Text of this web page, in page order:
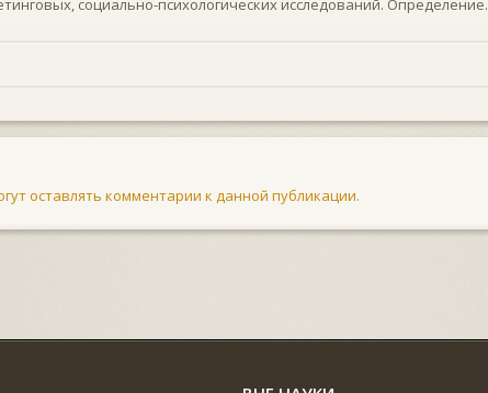
социально-психологических исследований. Определение.
оставлять комментарии к данной публикации.